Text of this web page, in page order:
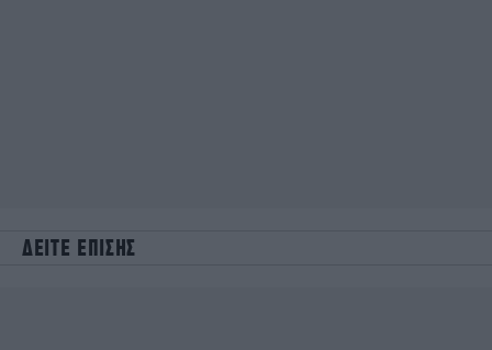
ΔΕΙΤΕ ΕΠΙΣΗΣ